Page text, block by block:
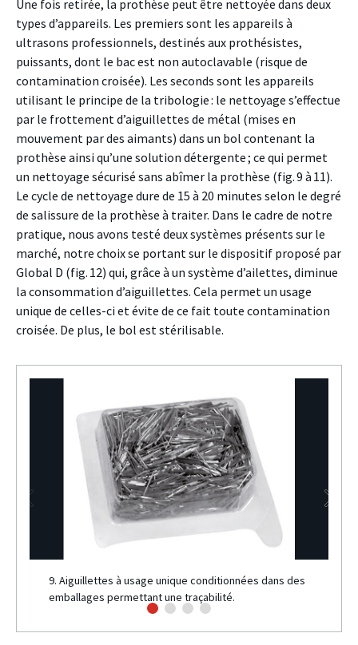
Une fois retirée, la prothèse peut être nettoyée dans deux
types d’appareils. Les premiers sont les appareils à
ultrasons professionnels, destinés aux prothésistes,
puissants, dont le bac est non autoclavable (risque de
contamination croisée). Les seconds sont les appareils
utilisant le principe de la tribologie : le nettoyage s’effectue
par le frottement d’aiguillettes de métal (mises en
mouvement par des aimants) dans un bol contenant la
prothèse ainsi qu’une solution détergente ; ce qui permet
un nettoyage sécurisé sans abîmer la prothèse (fig. 9 à 11).
Le cycle de nettoyage dure de 15 à 20 minutes selon le degré
de salissure de la prothèse à traiter. Dans le cadre de notre
pratique, nous avons testé deux systèmes présents sur le
marché, notre choix se portant sur le dispositif proposé par
Global D (fig. 12) qui, grâce à un système d’ailettes, diminue
la consommation d’aiguillettes. Cela permet un usage
unique de celles-ci et évite de ce fait toute contamination
croisée. De plus, le bol est stérilisable.
9. Aiguillettes à usage unique conditionnées dans des
emballages permettant une traçabilité.